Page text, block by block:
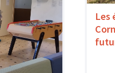
Les